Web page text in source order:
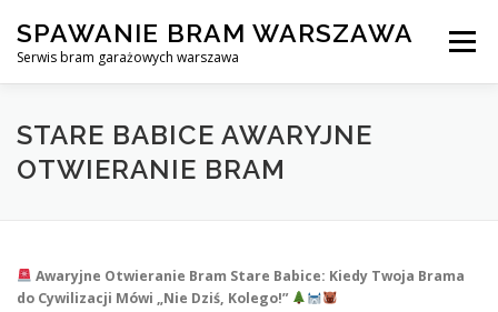
content
SPAWANIE BRAM WARSZAWA
Serwis bram garażowych warszawa
Menu
SPAWANIE BRAM GARAŻOWYCH I OGRODZEŃ WARSZAWA
STARE BABICE AWARYJNE
OTWIERANIE BRAM
Awaryjne Otwieranie Bram Stare Babice: Kiedy Twoja Brama
do Cywilizacji Mówi „Nie Dziś, Kolego!”